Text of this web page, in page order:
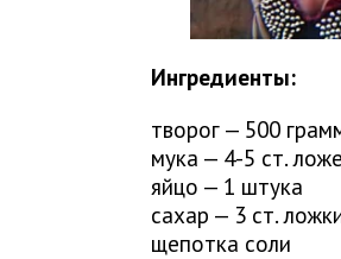
Ингредиенты:
творог — 500
мука — 4-5 ст.
яйцо — 1 штука
сахар — 3 ст.
щепотка соли